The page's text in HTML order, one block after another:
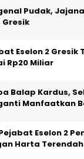
Pudak,
Gresik
Eselon 2 Gresik
Rp20 Miliar
Balap Kardus,
Manfaatkan
Eselon 2
Harta Terendah